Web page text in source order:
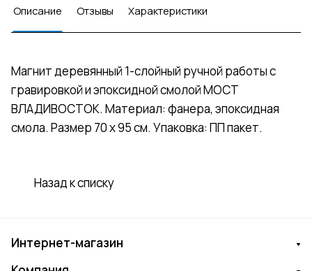
Описание Отзывы Характеристики
Магнит деревянный 1-слойный ручной работы с
гравировкой и эпоксидной смолой МОСТ
ВЛАДИВОСТОК. Материал: фанера, эпоксидная
смола. Размер 70 х 95 см. Упаковка: ПП пакет.
Назад к списку
Интернет-магазин